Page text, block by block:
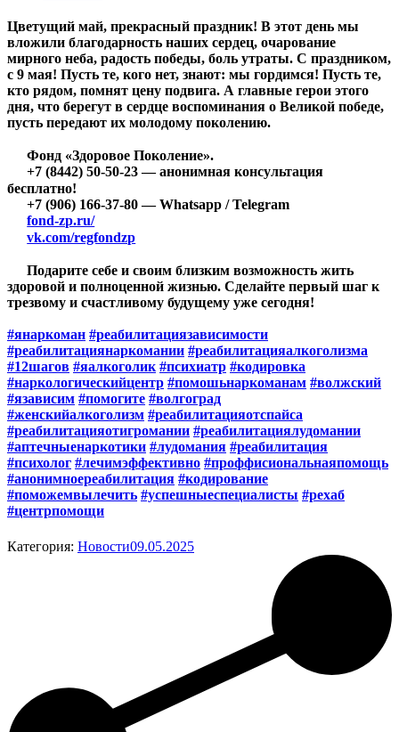
Цветущий май, прекрасный праздник! В этот день мы
вложили благодарность наших сердец, очарование
мирного неба, радость победы, боль утраты. С праздником,
с 9 мая! Пусть те, кого нет, знают: мы гордимся! Пусть те,
кто рядом, помнят цену подвига. А главные герои этого
дня, что берегут в сердце воспоминания о Великой победе,
пусть передают их молодому поколению.
Фонд «Здоровое Поколение».
+7 (8442) 50-50-23 — анонимная консультация
бесплатно!
+7 (906) 166-37-80 — Whatsapp / Telegram
fond-zp.ru/
vk.com/regfondzp
Подарите себе и своим близким возможность жить
здоровой и полноценной жизнью. Сделайте первый шаг к
трезвому и счастливому будущему уже сегодня!
#янаркоман #реабилитациязависимости
#реабилитациянаркомании #реабилитацияалкоголизма
#12шагов #яалкоголик #психиатр #кодировка
#наркологическийцентр #помошьнаркоманам #волжский
#язависим #помогите #волгоград
#женскийалкоголизм #реабилитацияотспайса
#реабилитацияотигромании #реабилитациялудомании
#аптечныенаркотики #лудомания #реабилитация
#психолог #лечимэффективно #проффисиональнаяпомощь
#анонимноереабилитация #кодирование
#поможемвылечить #успешныеспециалисты #рехаб
#центрпомощи
Категория: Новости09.05.2025